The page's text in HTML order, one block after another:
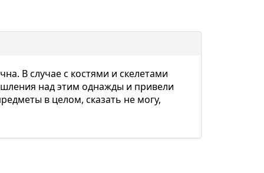
В случае с костями и скелетами
над этим однажды и привели
в целом, сказать не могу,